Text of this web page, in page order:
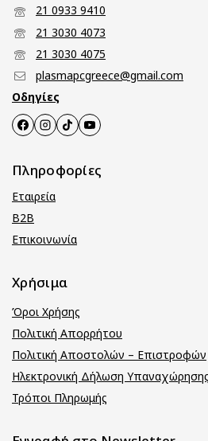
21 0933 9410
21 3030 4073
21 3030 4075
plasmapcgreece@gmail.com
Οδηγίες
Πληροφορίες
Εταιρεία
B2B
Επικοινωνία
Χρήσιμα
Όροι Χρήσης
Πολιτική Απορρήτου
Πολιτική Αποστολών – Επιστροφών
Ηλεκτρονική Δήλωση Υπαναχώρησης
Τρόποι Πληρωμής